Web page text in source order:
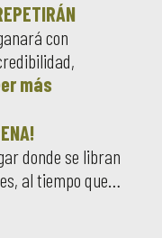
con
más
donde se libran
al tiempo que…